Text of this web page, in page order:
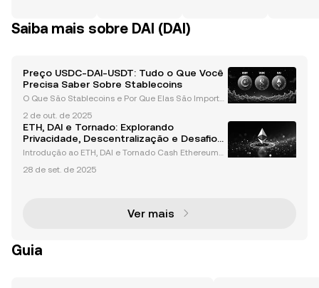
Saiba mais sobre DAI (DAI)
Preço USDC-DAI-USDT: Tudo o Que Você
Precisa Saber Sobre Stablecoins
O Que São Stablecoins e Por Que Elas São Importa
ma categoria especializada de criptomoedas proje
tadas para manter um valor estável. Diferentement
e de c
2 de out. de 2025
ETH, DAI e Tornado: Explorando
Privacidade, Descentralização e Desafios
Regulatórios no Mundo Cripto
Introdução ao ETH, DAI e Tornado Cash Ethereum
mentais do ecossistema de finanças descentraliza
28 de set. de 2025
Ver mais
Guia